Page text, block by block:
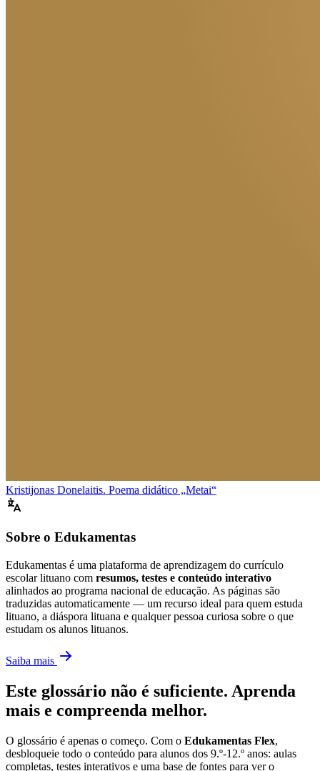
Kristijonas Donelaitis. Poema didático „Metai“
Sobre o Edukamentas
Edukamentas é uma plataforma de aprendizagem do currículo
escolar lituano com resumos, testes e conteúdo interativo
alinhados ao programa nacional de educação. As páginas são
traduzidas automaticamente — um recurso ideal para quem estuda
lituano, a diáspora lituana e qualquer pessoa curiosa sobre o que
estudam os alunos lituanos.
Saiba mais
Este glossário não é suficiente. Aprenda
mais e compreenda melhor.
O glossário é apenas o começo. Com o Edukamentas Flex,
desbloqueie todo o conteúdo para alunos dos 9.º-12.º anos: aulas
completas, testes interativos e uma base de fontes para ver o